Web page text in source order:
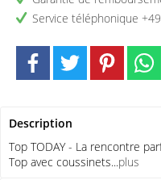
Service téléphonique
Description
Top TODAY - La rencontre
Top avec coussinets...plus